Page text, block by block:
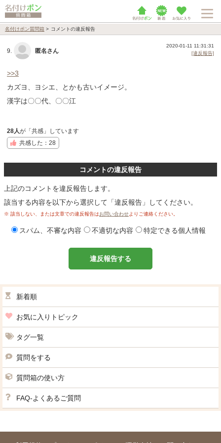
名付けポン質問箱 > コメントの違反報告
9. 匿名さん
2020-01-11 11:31:31
[違反報告]
>>3
カズヨ、ヨシエ、とかも古いイメージ。
漢字は〇〇代、〇〇江
28人が「共感」しています
共感した：28
コメントの違反報告
上記のコメントを違反報告します。
該当する内容を以下から選択して「違反報告」してください。
※ 該当しない、または文章での違反報告はお問い合わせよりご連絡ください。
スパム、不審な内容 不適切な内容 特定できる個人情報
違反報告する
新着順
お気に入りトピック
タグ一覧
質問をする
質問箱の使い方
FAQ-よくあるご質問